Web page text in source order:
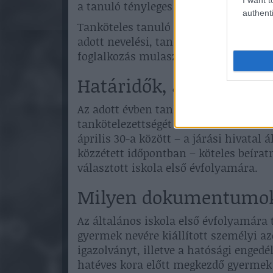
a tanuló tényleges tartózkodási
Tanköteles tanuló esetében a
adott nevelési, tanítási évben
foglalkozás mulasztása szükséges.
Határidők, amiket be
Az adott évben tanköteles korba lépő
tankötelezettségét hatéves kora előtt
április 30-a között – a járási hivatal
közzétett időpontban – köteles
választott iskola első évfolyamára.
Milyen
Az általános iskola első
gyermek nevére kiállított személyi
igazolványt, illetve a hatósági
hatéves kora előtt megkezdő